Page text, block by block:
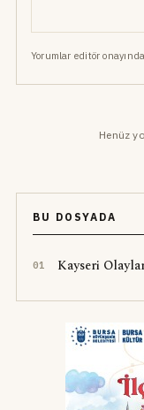
Yorumlar editör
Henüz
BU DOSYADA
01 Kayseri